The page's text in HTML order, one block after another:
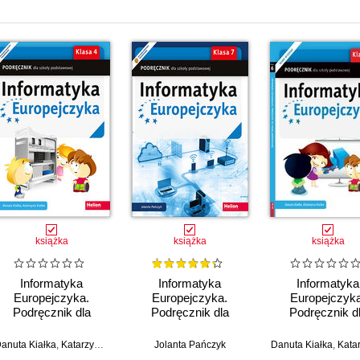
(36)
wielomianowych (38)
(47)
(48)
książka
Informatyka
Europejczyka.
Podręcznik dla
Klasa 4
Kiałka, Katarzyna Kiałka
książka
Informatyka
Europejczyka.
Podręcznik dla
Klasa 7
Jolanta Pańczyk
książka
Informatyka
Podręcznik
Klasa 6
Danuta Kiałka, Katarzyna